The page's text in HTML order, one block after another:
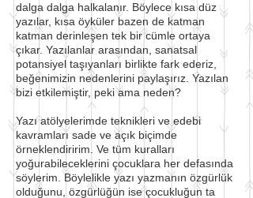
dalga dalga halkalanır. Böylece kısa düz
yazılar, kısa öyküler bazen de katman
katman derinleşen tek bir cümle ortaya
çıkar. Yazılanlar arasından, sanatsal
potansiyel taşıyanları birlikte fark ederiz,
beğenimizin nedenlerini paylaşırız. Yazılan
bizi etkilemiştir, peki ama neden?
Yazı atölyelerimde teknikleri ve edebi
kavramları sade ve açık biçimde
örneklendiririm. Ve tüm kuralları
yoğurabileceklerini çocuklara her defasında
söylerim. Böylelikle yazı yazmanın özgürlük
olduğunu, özgürlüğün ise çocukluğun ta